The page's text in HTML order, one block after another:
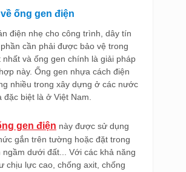
ống gen điện
điện nhẹ cho công trình, dây tín
cần phải được bảo vệ trong
nhất và ống gen chính là giải pháp
này. Ống gen nhựa cách điện
nhiều trong xây dựng ở các nước
đặc biệt là ở Việt Nam.
gen điện này được sử dụng
gắn trên tường hoặc đặt trong
dưới đất... Với các khả năng
chịu lực cao, chống axit, chống